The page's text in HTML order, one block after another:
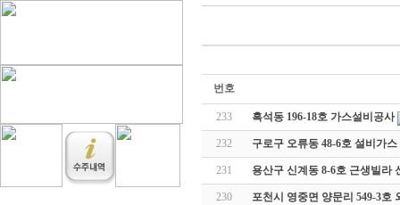
번호
233 흑석동 196-18호 가스설비공사
232 구로구 오류동 48-6호 설비가
231 용산구 신계동 8-6호 근생빌라
230 포천시 영중면 양문리 549-3호